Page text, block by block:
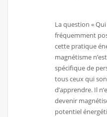
La question «
fréquemment
cette pratique
magnétisme
spécifique de
tous ceux qui
d’apprendre. Il
devenir
potentiel